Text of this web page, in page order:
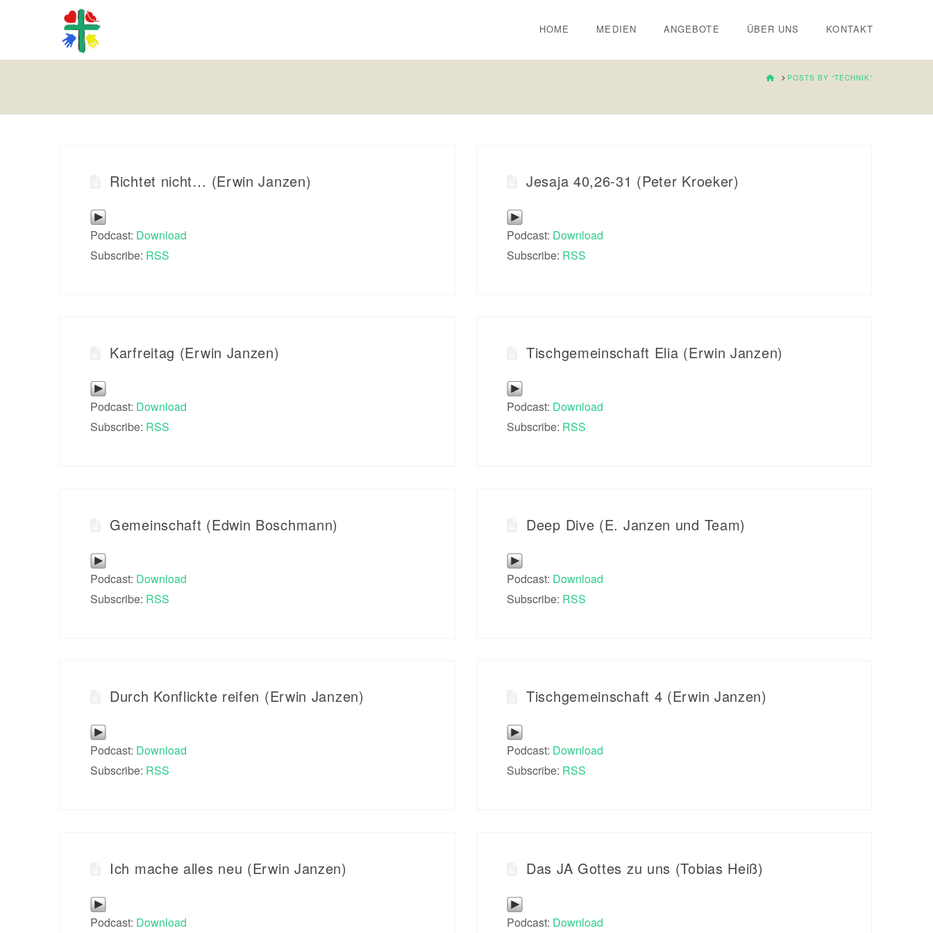
HOME MEDIEN ANGEBOTE ÜBER UNS KONTAKT
HOMEPOSTS BY “TECHNIK”
Richtet nicht… (Erwin Janzen)
Podcast: Download
Subscribe: RSS
Jesaja 40,26-31 (Peter Kroeker)
Podcast: Download
Subscribe: RSS
Karfreitag (Erwin Janzen)
Podcast: Download
Subscribe: RSS
Tischgemeinschaft Elia (Erwin Janzen)
Podcast: Download
Subscribe: RSS
Gemeinschaft (Edwin Boschmann)
Podcast: Download
Subscribe: RSS
Deep Dive (E. Janzen und Team)
Podcast: Download
Subscribe: RSS
Durch Konflickte reifen (Erwin Janzen)
Podcast: Download
Subscribe: RSS
Tischgemeinschaft 4 (Erwin Janzen)
Podcast: Download
Subscribe: RSS
Ich mache alles neu (Erwin Janzen)
Podcast: Download
Das JA Gottes zu uns (Tobias Heiß)
Podcast: Download